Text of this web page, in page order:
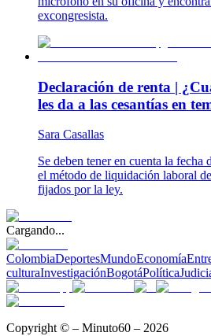
excongresista.
Declaración de renta |
les da a las cesantías en
Sara Casallas
Se deben tener en cuenta la fecha
el método de liquidación laboral
fijados por la ley.
Cargando...
ColombiaDeportesMundoEconomía
culturaInvestigaciónBogotáPolítica
Copyright © – Minuto60 – 2026